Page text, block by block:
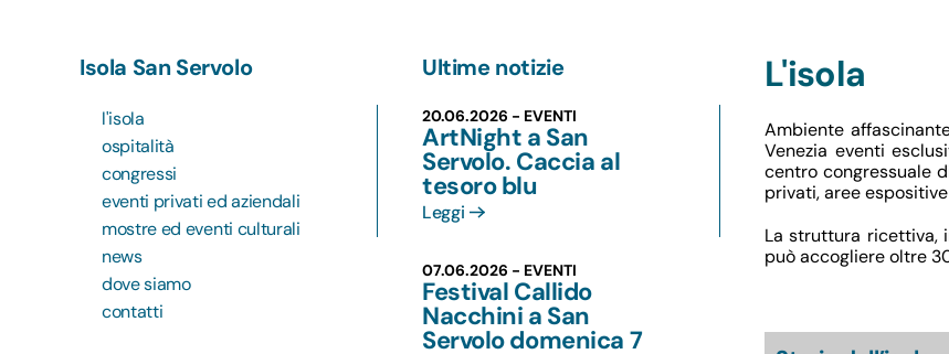
Isola San Servolo
l'isola
ospitalità
congressi
eventi privati ed aziendali
mostre ed eventi culturali
news
dove siamo
contatti
Ultime notizie
20.06.2026 - EVENTI
ArtNight a San
Servolo. Caccia al
tesoro blu
Leggi
07.06.2026 - EVENTI
Festival Callido
Nacchini a San
Servolo domenica 7
L'isola
Ambiente
Venezia eventi
centro congressuale
privati, aree
La struttura ricettiva,
può accogliere oltre